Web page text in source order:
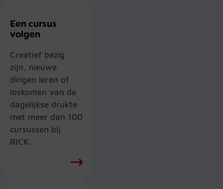
Een cursus
volgen
Creatief bezig
zijn, nieuwe
dingen leren of
loskomen van de
dagelijkse drukte
met meer dan 100
cursussen bij
RICK.